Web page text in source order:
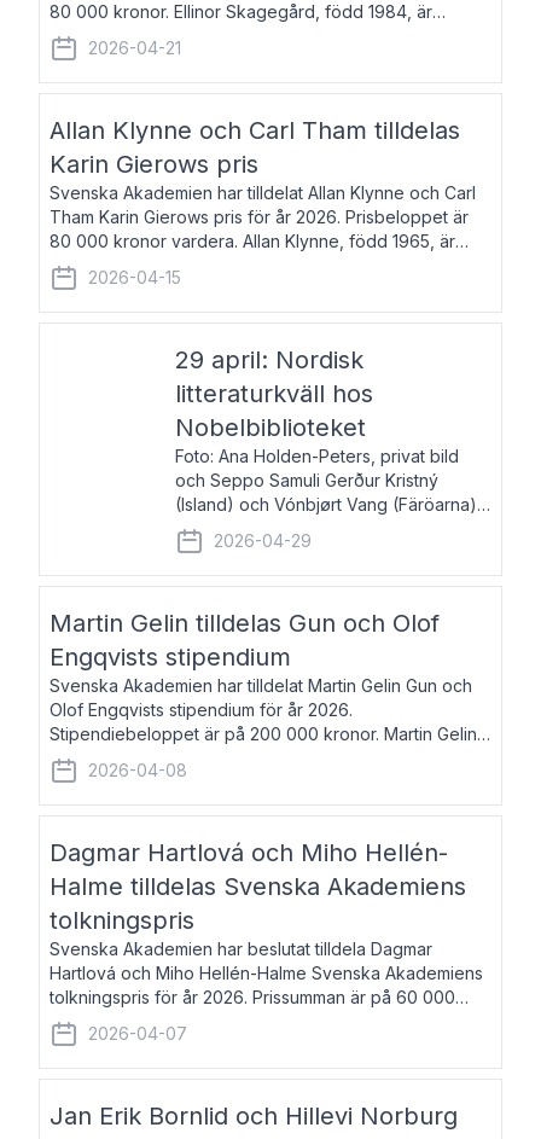
80 000 kronor. Ellinor Skagegård, född 1984, är
författare, journalist och musiker. Hon skriver
återkommande för Svenska Dagbladet, Ups
2026-04-21
Allan Klynne och Carl Tham tilldelas
Karin Gierows pris
Svenska Akademien har tilldelat Allan Klynne och Carl
Tham Karin Gierows pris för år 2026. Prisbeloppet är
80 000 kronor vardera. Allan Klynne, född 1965, är
arkeolog, författare, översättare och fil.dr i antikens
kultur och samhällsliv. Ut
2026-04-15
29 april: Nordisk
litteraturkväll hos
Nobelbiblioteket
Foto: Ana Holden-Peters, privat bild
och Seppo Samuli Gerður Kristný
(Island) och Vónbjørt Vang (Färöarna)
läser ur sina verk och samtalar med
John Swedenmark. De läser upp på
färöiska, isländska och svenska och
2026-04-29
Martin Gelin tilldelas Gun och Olof
Engqvists stipendium
Svenska Akademien har tilldelat Martin Gelin Gun och
Olof Engqvists stipendium för år 2026.
Stipendiebeloppet är på 200 000 kronor. Martin Gelin,
född 1978, är journalist och författare. Han lever
numera i Paris men var under många år bosat
2026-04-08
Dagmar Hartlová och Miho Hellén-
Halme tilldelas Svenska Akademiens
tolkningspris
Svenska Akademien har beslutat tilldela Dagmar
Hartlová och Miho Hellén-Halme Svenska Akademiens
tolkningspris för år 2026. Prissumman är på 60 000
kronor var. Dagmar Hartlová, född 1951, översätter
huvudsakligen från svenska till tjeckiska
2026-04-07
Jan Erik Bornlid och Hillevi Norburg